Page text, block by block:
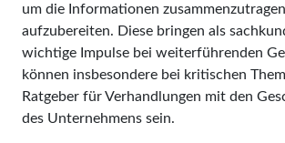
um die Informationen
aufzubereiten. Diese bringen als
wichtige Impulse bei weiterführenden
können insbesondere bei kritischen
Ratgeber für Verhandlungen mit den
des Unternehmens sein.